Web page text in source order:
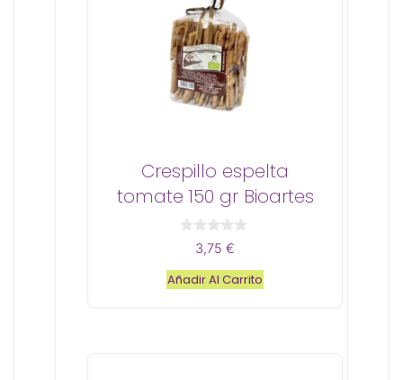
Crespillo espelta
tomate 150 gr Bioartes
e
5
3,75 €
Añadir Al Carrito